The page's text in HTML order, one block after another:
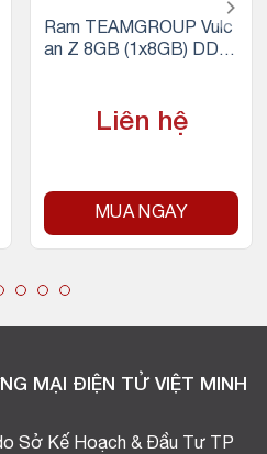
Ram TEAMGROUP Vulc
an Z 8GB (1x8GB) DDR
Liên hệ
MUA NGAY
MẠI ĐIỆN TỬ VIỆT MINH
Sở Kế Hoạch & Đầu Tư TP